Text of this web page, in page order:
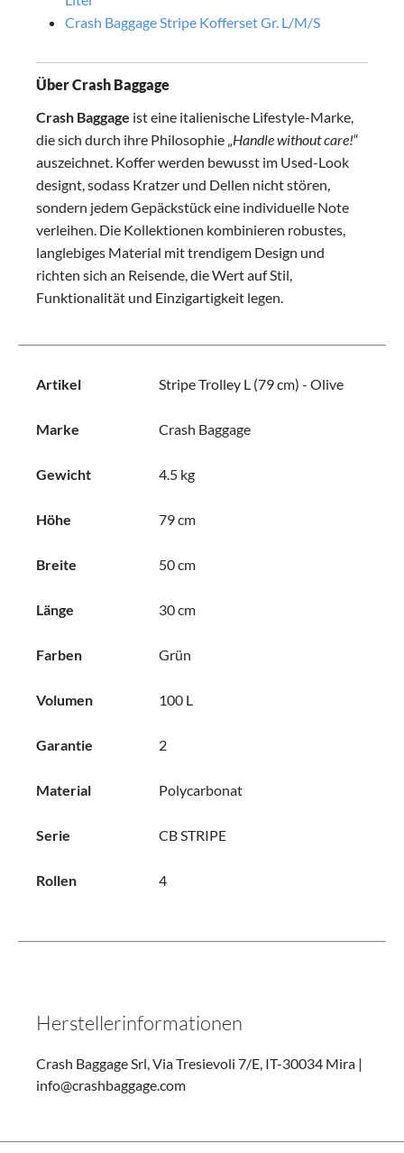
Crash Baggage Stripe Kofferset Gr. L/M/S
Über Crash Baggage
Crash Baggage ist eine italienische Lifestyle-Marke,
die sich durch ihre Philosophie „Handle without care!“
auszeichnet. Koffer werden bewusst im Used-Look
designt, sodass Kratzer und Dellen nicht stören,
sondern jedem Gepäckstück eine individuelle Note
verleihen. Die Kollektionen kombinieren robustes,
langlebiges Material mit trendigem Design und
richten sich an Reisende, die Wert auf Stil,
Funktionalität und Einzigartigkeit legen.
Artikel Stripe Trolley L (79 cm) - Olive
Marke Crash Baggage
Gewicht 4.5 kg
Höhe 79 cm
Breite 50 cm
Länge 30 cm
Farben Grün
Volumen 100 L
Garantie 2
Material Polycarbonat
Serie CB STRIPE
Rollen 4
Herstellerinformationen
Crash Baggage Srl, Via Tresievoli 7/E, IT-30034 Mira |
info@crashbaggage.com